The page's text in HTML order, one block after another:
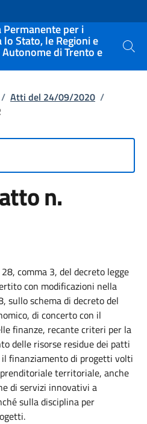
Permanente per i
Stato, le Regioni e
di Trento e Cerca
/ Atti del 24/09/2020 /
n.
comma 3, del decreto legge
con modificazioni nella
sullo schema di decreto del
di concerto con il
finanze, recante criteri per la
delle risorse residue dei patti
finanziamento di progetti volti
territoriale, anche
di servizi innovativi a
sulla disciplina per